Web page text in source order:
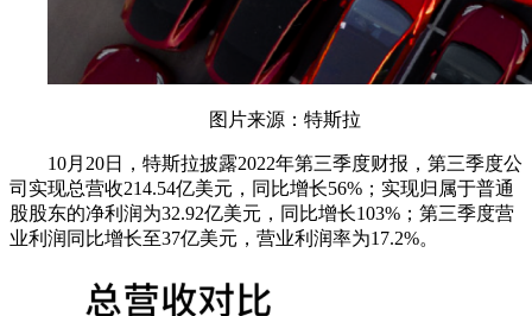
图片来源：特斯拉
10月20日，特斯拉披露2022年第三季度财报，第三季度公
司实现总营收214.54亿美元，同比增长56%；实现归属于普通
股股东的净利润为32.92亿美元，同比增长103%；第三季度营
业利润同比增长至37亿美元，营业利润率为17.2%。